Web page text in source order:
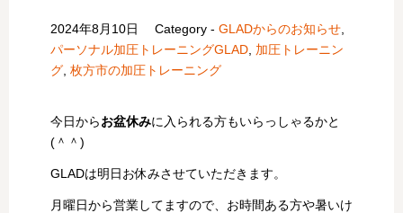
2024年8月10日 Category -GLADからのお知らせ
パーソナル加圧トレーニングGLAD 加圧トレーニン
グ 枚方市の加圧トレーニング
今日からお盆休みに入られる方もいらっしゃるかと
(＾＾)
GLADは明日お休みさせていただきます。
月曜日から営業してますので、お時間ある方や暑いけ